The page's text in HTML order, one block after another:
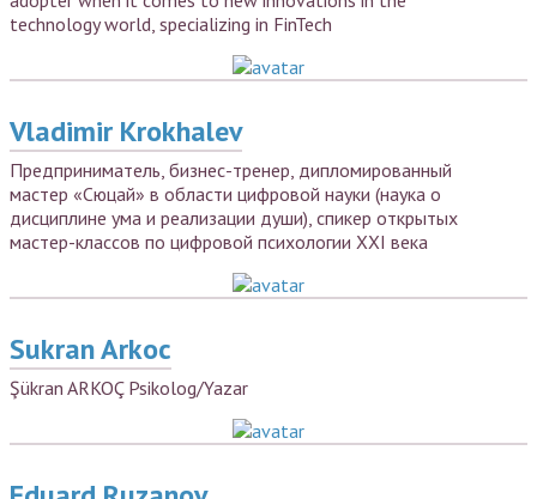
technology world, specializing in FinTech
Vladimir Krokhalev
Предприниматель, бизнес-тренер, дипломированный
мастер «Сюцай» в области цифровой науки (наука о
дисциплине ума и реализации души), спикер открытых
мастер-классов по цифровой психологии XXI века
Sukran Arkoc
Şükran ARKOÇ Psikolog/Yazar